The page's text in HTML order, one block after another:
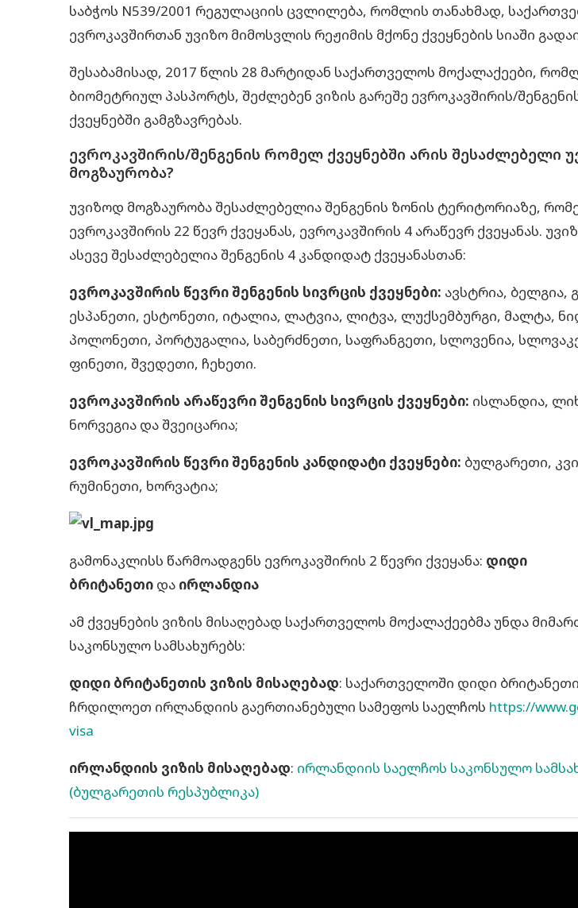
საბჭოს N539/2001 რეგულაციის ცვლილება, რომლის თანახმად,
ევროკავშირთან უვიზო მიმოსვლის რეჟიმის მქონე ქვეყნების სიაში
შესაბამისად, 2017 წლის 28 მარტიდან საქართველოს მოქალაქეები,
ბიომეტრიულ პასპორტს, შეძლებენ ვიზის გარეშე ევროკავშირის/
ქვეყნებში გამგზავრებას.
ევროკავშირის/შენგენის რომელ ქვეყნებში არის შესაძლებელი
მოგზაურობა?
უვიზოდ მოგზაურობა შესაძლებელია შენგენის ზონის ტერიტორიაზე,
ევროკავშირის 22 წევრ ქვეყანას, ევროკავშირის 4 არაწევრ ქვეყანას.
ასევე შესაძლებელია შენგენის 4 კანდიდატ ქვეყანასთან:
ევროკავშირის წევრი შენგენის სივრცის ქვეყნები: ავსტრია, ბელგია,
ესპანეთი, ესტონეთი, იტალია, ლატვია, ლიტვა, ლუქსემბურგი, მალტა,
პოლონეთი, პორტუგალია, საბერძნეთი, საფრანგეთი, სლოვენია,
ფინეთი, შვედეთი, ჩეხეთი.
ევროკავშირის არაწევრი შენგენის სივრცის ქვეყნები: ისლანდია,
ნორვეგია და შვეიცარია;
ევროკავშირის წევრი შენგენის კანდიდატი ქვეყნები: ბულგარეთი,
რუმინეთი, ხორვატია;
გამონაკლისს წარმოადგენს ევროკავშირის 2 წევრი ქვეყანა: დიდი
ბრიტანეთი და ირლანდია
ამ ქვეყნების ვიზის მისაღებად საქართველოს მოქალაქეებმა უნდა
საკონსულო სამსახურებს:
დიდი ბრიტანეთის ვიზის მისაღებად: საქართველოში დიდი
ჩრდილოეთ ირლანდიის გაერთიანებული სამეფოს საელჩოს https://
visa
ირლანდიის ვიზის მისაღებად: ირლანდიის საელჩოს საკონსულო
(ბულგარეთის რესპუბლიკა)